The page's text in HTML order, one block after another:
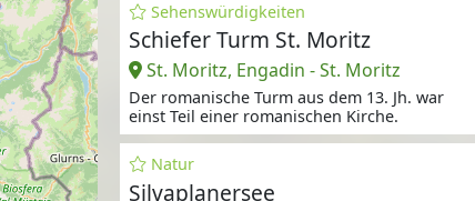
Sehenswürdigkeiten
Schiefer Turm St. Moritz
St. Moritz, Engadin - St. Moritz
Der romanische Turm aus dem 13. Jh. war
einst Teil einer romanischen Kirche.
Natur
Silvaplanersee